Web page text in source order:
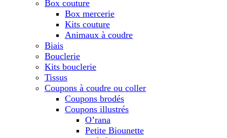
Box couture
Box mercerie
Kits couture
Animaux à coudre
Biais
Bouclerie
Kits bouclerie
Tissus
Coupons à coudre ou coller
Coupons brodés
Coupons illustrés
O’rana
Petite Biounette